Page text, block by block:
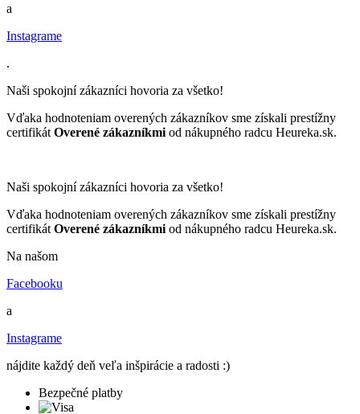
a
Instagrame
.
Naši spokojní zákazníci hovoria za všetko!
Vďaka hodnoteniam overených zákazníkov sme získali prestížny
certifikát Overené zákazníkmi od nákupného radcu Heureka.sk.
Naši spokojní zákazníci hovoria za všetko!
Vďaka hodnoteniam overených zákazníkov sme získali prestížny
certifikát Overené zákazníkmi od nákupného radcu Heureka.sk.
Na našom
Facebooku
a
Instagrame
nájdite každý deň veľa inšpirácie a radosti :)
Bezpečné platby